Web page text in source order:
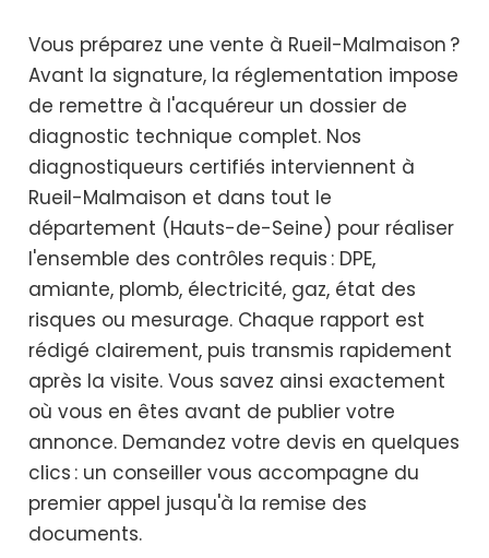
Vous préparez une vente à Rueil-Malmaison ?
Avant la signature, la réglementation impose
de remettre à l'acquéreur un dossier de
diagnostic technique complet. Nos
diagnostiqueurs certifiés interviennent à
Rueil-Malmaison et dans tout le
département (Hauts-de-Seine) pour réaliser
l'ensemble des contrôles requis : DPE,
amiante, plomb, électricité, gaz, état des
risques ou mesurage. Chaque rapport est
rédigé clairement, puis transmis rapidement
après la visite. Vous savez ainsi exactement
où vous en êtes avant de publier votre
annonce. Demandez votre devis en quelques
clics : un conseiller vous accompagne du
premier appel jusqu'à la remise des
documents.